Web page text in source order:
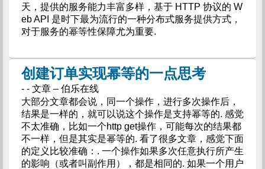
天，提供的服务能力丰富多样，基于 HTTP 协议的 W
eb API 是时下最为流行的一种分布式服务提供方式，
对于服务的幂等性保障尤为重要.
创建订单实现幂等的一点思考
- - 文章 – 伯乐在线
大部分文章都会说，同一个操作，进行多次操作后，
结果是一样的，就可以说这个操作是支持幂等的. 感觉
不太准确，比如一个http get操作，可能每次的结果都
不一样，但是其实是幂等的. 看了很多文章，感觉下面
的定义比较准确：. 一个操作如果多次任意执行所产生
的影响（或者叫副作用），都是相同的. 如果一个用户